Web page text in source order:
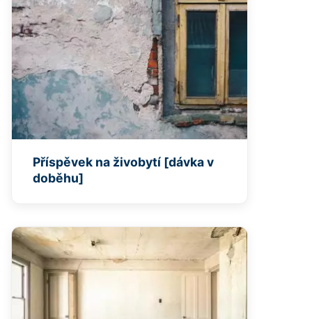
Příspěvek na živobytí [dávka v
doběhu]